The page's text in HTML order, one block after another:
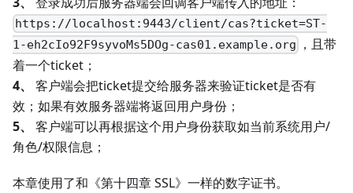
https://localhost:9443/client/cas?ticket=ST-
1-eh2cIo92F9syvoMs5DOg-cas01.example.org
，且带
着一个ticket；
4、
客户端会把ticket提交给服务器来验证ticket是否有
效；如果有效服务器端将返回用户身份；
5、
客户端可以再根据这个用户身份获取如当前系统用户/
角色/权限信息；
本章使用了和《第十四章 SSL》一样的数字证书。